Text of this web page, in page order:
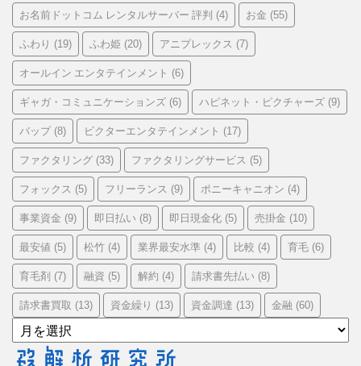
お名前ドットコム レンタルサーバー 評判 (4) お金 (55)
ふわり (19) ふわ姫 (20) アニプレックス (7)
オールイン エンタテインメント (6)
ギャガ・コミュニケーションズ (6) ハピネット・ピクチャーズ (9)
バップ(8) ビクターエンタテインメント (17)
ファクタリング (33) ファクタリングサービス (5)
フォックス (5) フリーランス (9) ポニーキャニオン (4)
事業資金 (9) 即日払い (8) 即日現金化 (5) 売掛金 (10)
最安値 (5) 松竹 (4) 業界最安水準 (4) 比較 (4) 育毛 (6)
育毛剤 (7) 融資 (5) 解約 (4) 請求書先払い (8)
請求書買取 (13) 資金繰り (13) 資金調達 (13) 金融 (60)
ア
ー
カ